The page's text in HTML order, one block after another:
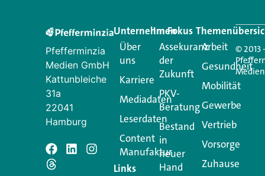
Schreiben
Pfefferminzia
Medien GmbH
Kattunbleiche
31a
22041
Hamburg
Unternehmen
Über
uns
Karriere
Mediadaten
Leserdaten
Content
Manufaktur
Links
Im Fokus
Assekuranz
der
Zukunft
PKV-
Beratung
Bestand
in
neuer
Hand
Arbeit
Gesundheit
Mobilität
Gewerbe
Vertrieb
Vorsorge
Zuhause
© 2013